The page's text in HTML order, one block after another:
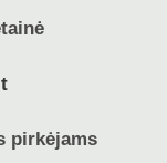
pirkėjams